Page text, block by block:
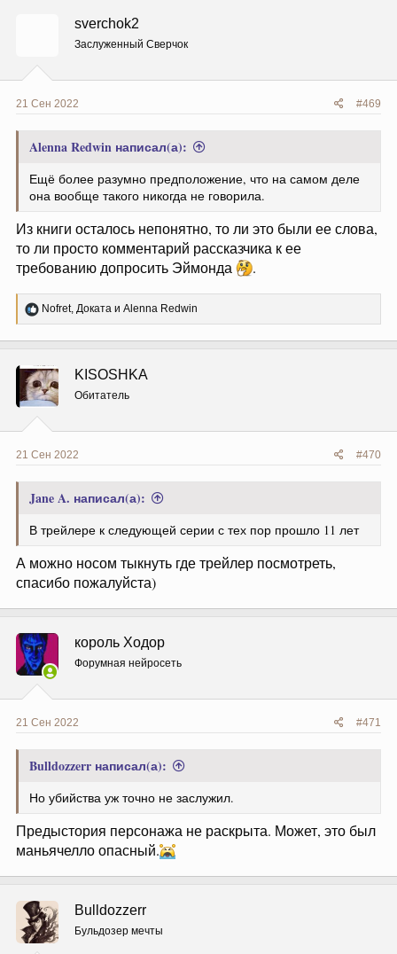
sverchok2
Заслуженный Сверчок
21 Сен 2022 #469
Alenna Redwin написал(а):
Ещё более разумно предположение, что на самом деле
она вообще такого никогда не говорила.
Из книги осталось непонятно, то ли это были ее слова,
то ли просто комментарий рассказчика к ее
требованию допросить Эймонда
.
Р
е
ц
и
и
:
Nofret, Доката и Alenna Redwin
KISOSHKA
Обитатель
21 Сен 2022 #470
Jane A. написал(а):
В трейлере к следующей серии с тех пор прошло 11 лет
А можно носом тыкнуть где трейлер посмотреть,
спасибо пожалуйста)
король Ходор
Форумная нейросеть
21 Сен 2022 #471
Bulldozzerr написал(а):
Но убийства уж точно не заслужил.
Предыстория персонажа не раскрыта. Может, это был
маньячелло опасный.
Bulldozzerr
Бульдозер мечты